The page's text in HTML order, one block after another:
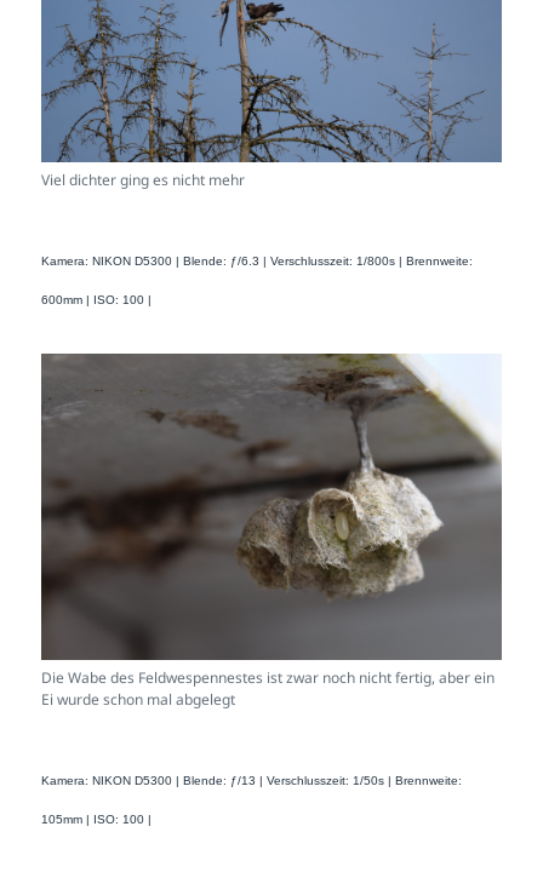
Viel dichter ging es nicht mehr
Kamera: NIKON D5300 | Blende: ƒ/6.3 | Verschlusszeit: 1/800s | Brennweite:
600mm | ISO: 100 |
Die Wabe des Feldwespennestes ist zwar noch nicht fertig, aber ein
Ei wurde schon mal abgelegt
Kamera: NIKON D5300 | Blende: ƒ/13 | Verschlusszeit: 1/50s | Brennweite:
105mm | ISO: 100 |